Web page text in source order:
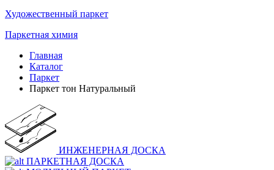
Художественный паркет
Паркетная химия
Главная
Каталог
Паркет
Паркет тон Натуральный
ИНЖЕНЕРНАЯ ДОСКА
ПАРКЕТНАЯ ДОСКА